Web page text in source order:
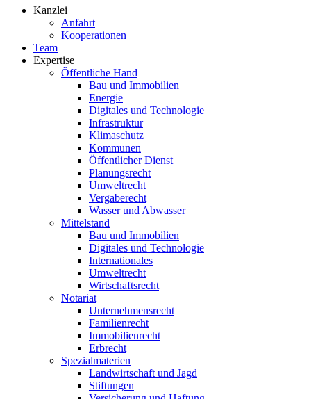
Kanzlei
Anfahrt
Kooperationen
Team
Expertise
Öffentliche Hand
Bau und Immobilien
Energie
Digitales und Technologie
Infrastruktur
Klimaschutz
Kommunen
Öffentlicher Dienst
Planungsrecht
Umweltrecht
Vergaberecht
Wasser und Abwasser
Mittelstand
Bau und Immobilien
Digitales und Technologie
Internationales
Umweltrecht
Wirtschaftsrecht
Notariat
Unternehmensrecht
Familienrecht
Immobilienrecht
Erbrecht
Spezialmaterien
Landwirtschaft und Jagd
Stiftungen